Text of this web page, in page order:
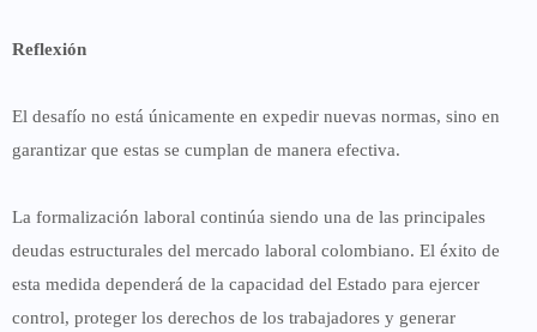
Reflexión
El desafío no está únicamente en expedir nuevas normas, sino en
garantizar que estas se cumplan de manera efectiva.
La formalización laboral continúa siendo una de las principales
deudas estructurales del mercado laboral colombiano. El éxito de
esta medida dependerá de la capacidad del Estado para ejercer
control, proteger los derechos de los trabajadores y generar